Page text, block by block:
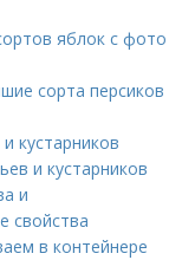
яблок с фото
сорта персиков
кустарников
и кустарников
и
свойства
в контейнере